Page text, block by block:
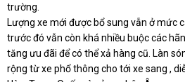
trường.
Lượng xe mới được bổ sung vẫn ở mức
trước đó vẫn còn khá nhiều buộc các
tăng ưu đãi để có thể xả hàng cũ. Làn
rộng từ xe phổ thông cho tới xe sang ,